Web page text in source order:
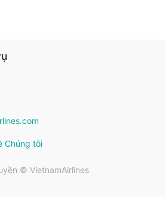
Chúng tôi
© VietnamAirlines